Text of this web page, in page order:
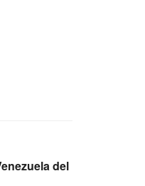
del